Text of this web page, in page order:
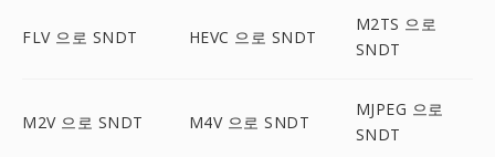
FLV 으로 SNDT HEVC 으로 SNDT
M2TS 으로
SNDT
M2V 으로 SNDT M4V 으로 SNDT
MJPEG 으로
SNDT